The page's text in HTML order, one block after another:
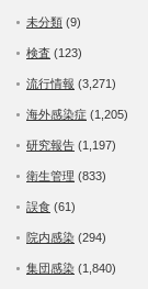
未分類 (9)
検査 (123)
流行情報 (3,271)
海外感染症 (1,205)
研究報告 (1,197)
衛生管理 (833)
誤食 (61)
院内感染 (294)
集団感染 (1,840)